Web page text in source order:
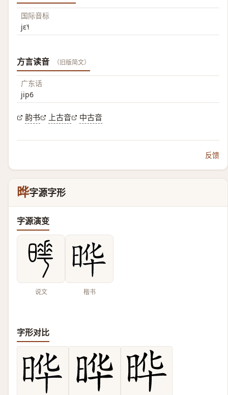
国际音标
jɛ˥˧
方言读音 （旧版简文）
广东话
jip6
韵书 上古音 中古音
反馈
晔字源字形
字源演变
说文 楷书
字形对比